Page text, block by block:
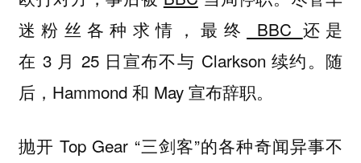
迷粉丝各种求情，最终
BBC 还是
在 3 月 25 日宣布不与 Clarkson 续约。随
后，Hammond 和 May 宣布辞职。
抛开 Top Gear “三剑客”的各种奇闻异事不